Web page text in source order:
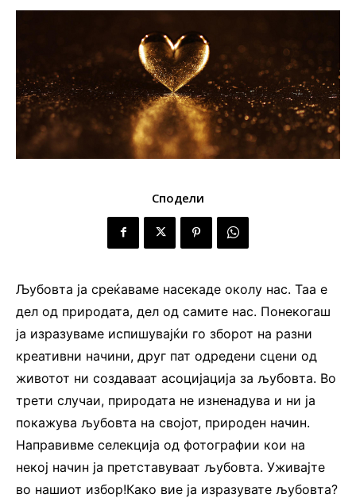
Сподели
Љубовта ја среќаваме насекаде околу нас. Таа е
дел од природата, дел од самите нас. Понекогаш
ја изразуваме испишувајќи го зборот на разни
креативни начини, друг пат одредени сцени од
животот ни создаваат асоцијација за љубовта. Во
трети случаи, природата не изненадува и ни ја
покажува љубовта на својот, природен начин.
Направивме селекција од фотографии кои на
некој начин ја претставуваат љубовта. Уживајте
во нашиот избор!Како вие ја изразувате љубовта?